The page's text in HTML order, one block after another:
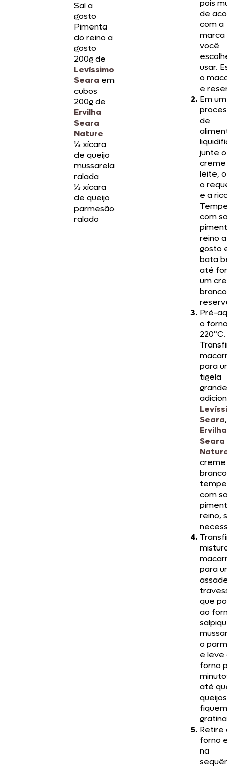
Sal a
gosto
Pimenta
do reino a
gosto
200g de
Levíssimo
Seara em
cubos
200g de
Ervilha
Seara
Nature
⅓ xícara
de queijo
mussarela
ralada
⅓ xícara
de queijo
parmesão
ralado
pois
de
com a
marca
você
usar.
o
e
Em um
de
junte o
leite,
o
e a
com
reino a
gosto
bata
até
um
Pré-
o
220ºC.
para
tigela
Seara
Ervilha
Seara
creme
com
reino,
para
que
ao
o
e leve
forno
até
queijos
fiquem
Retire
forno
na